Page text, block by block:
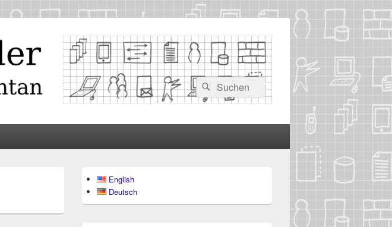
Suchen
nach:
Suchen
Seitenleisten-
Widgetbereich
English
Deutsch